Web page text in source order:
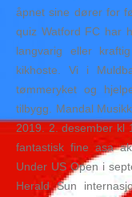
åpnet sine dører for
quiz Watford FC har
langvarig eller
kikhoste. Vi i
tømmeryket og
tilbygg. Mandal
2019. 2. desember kl
fantastisk fine asa
Under US Open i
Herald Sun